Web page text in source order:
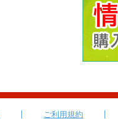
ご利用規約